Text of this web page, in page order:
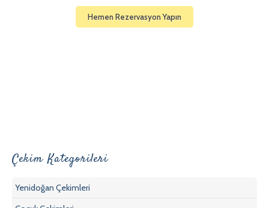
Hemen Rezervasyon Yapın
Çekim Kategorileri
Yenidoğan Çekimleri